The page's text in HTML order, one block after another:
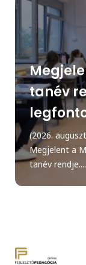
tanév
(2026.
Megjelent a
tanév rendje....